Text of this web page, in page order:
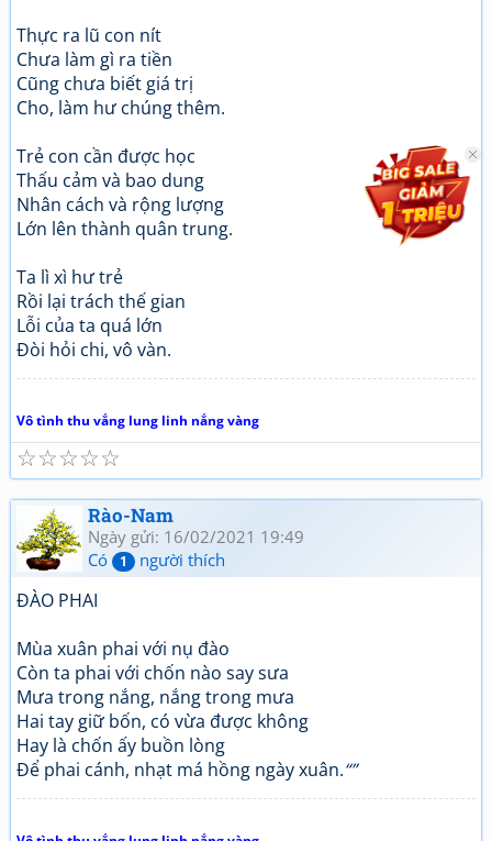
Thực ra lũ con nít
Chưa làm gì ra tiền
Cũng chưa biết giá trị
Cho, làm hư chúng thêm.
Trẻ con cần được học
Thấu cảm và bao dung
Nhân cách và rộng lượng
Lớn lên thành quân trung.
Ta lì xì hư trẻ
Rồi lại trách thế gian
Lỗi của ta quá lớn
Đòi hỏi chi, vô vàn.
Vô tình thu vắng lung linh nắng vàng
☆
☆
☆
☆
☆
Rào-Nam
Ngày gửi: 16/02/2021 19:49
Có
1 người thích
ĐÀO PHAI
Mùa xuân phai với nụ đào
Còn ta phai với chốn nào say sưa
Mưa trong nắng, nắng trong mưa
Hai tay giữ bốn, có vừa được không
Hay là chốn ấy buồn lòng
Để phai cánh, nhạt má hồng ngày xuân.“”